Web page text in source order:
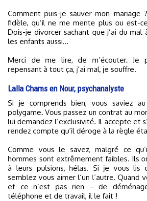
Comment puis-je sauver mon mariage
fidèle, qu’il ne me mente plus ou est-
Dois-je divorcer sachant que j’ai du mal
les enfants aussi...
Merci de me lire, de m’écouter. Je
repensant à tout ça, j’ai mal, je souffre.
Lalla Chams en Nour, psychanalyste
Si je comprends bien, vous saviez au départ qu’il était
polygame. Vous passez un contrat au
lui demandez l’exclusivité. Il accepte et
rendez compte qu’il déroge à la règle
Comme vous le savez, malgré ce
hommes sont extrêmement faibles. Ils
à leurs pulsions, hélas. Si je vous lis
semblez vous aimer l’un l’autre. Quand
et ce n’est pas rien ‒ de
téléphone et de travail, il le fait !